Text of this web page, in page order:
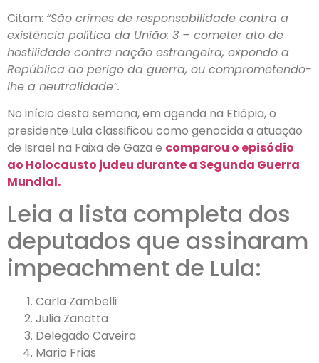
Citam: “São crimes de responsabilidade contra a
existência política da União: 3 – cometer ato de
hostilidade contra nação estrangeira, expondo a
República ao perigo da guerra, ou comprometendo-
lhe a neutralidade”.
No início desta semana, em agenda na Etiópia, o
presidente Lula classificou como genocida a atuação
de Israel na Faixa de Gaza e comparou o episódio
ao Holocausto judeu durante a Segunda Guerra
Mundial.
Leia a lista completa dos
deputados que assinaram
impeachment de Lula:
Carla Zambelli
Julia Zanatta
Delegado Caveira
Mario Frias